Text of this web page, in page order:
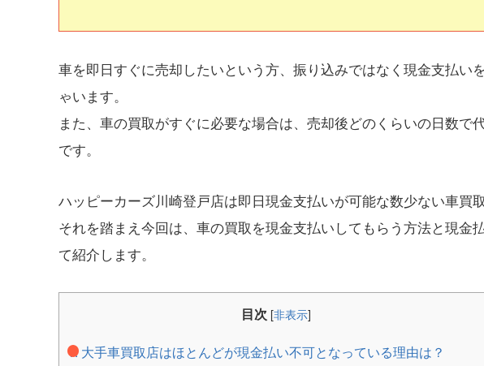
車を即日すぐに売却したいという方、振り込みではなく現金支払い
ゃいます。
また、車の買取がすぐに必要な場合は、売却後どのくらいの日数で
です。
ハッピーカーズ川崎登戸店は即日現金支払いが可能な数少ない車買取
それを踏まえ今回は、車の買取を現金支払いしてもらう方法と現金
て紹介します。
目次 [非表示]
1.大手車買取店はほとんどが現金払い不可となっている理由は？